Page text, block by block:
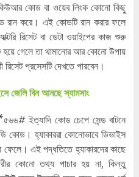
কোড বা ওয়েব লিংক কোনো কিছু
করে। এই কোডটি রান করার ফলে
রিসেট বা ডেটা ওয়াইপের কাজ শুরু
গেলে তা থামানোর আর কোনো উপায়
প্রসেসটি দেখতে পারবেন।
জেলি বিন আনছে স্যামসাং
ইত্যাদি কোড চেপে সেন্ড বাটনে
হ্যাকাররা কোনোভাবে ডিভাইস
এই পদ্ধতিতে হ্যাকারদের কাছে
কোনো তথ্য পাচার হয় না, কিন্তু